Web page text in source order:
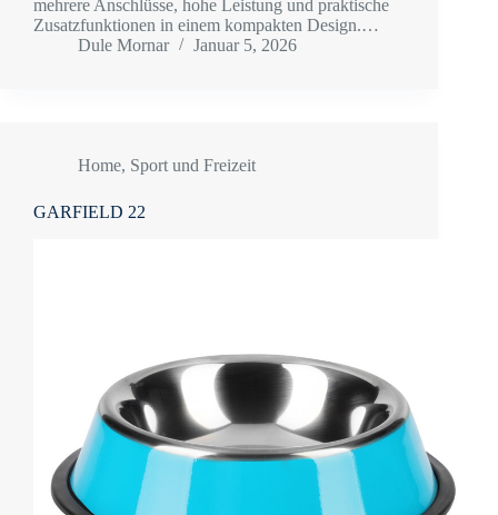
mehrere Anschlüsse, hohe Leistung und praktische
Zusatzfunktionen in einem kompakten Design.…
Dule Mornar
Januar 5, 2026
Home, Sport und Freizeit
GARFIELD 22